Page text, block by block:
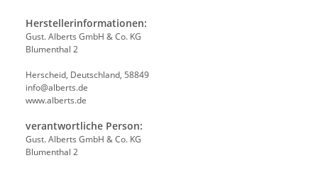
Herstellerinformationen:
Gust. Alberts GmbH & Co. KG
Blumenthal 2
Herscheid, Deutschland, 58849
info@alberts.de
www.alberts.de
verantwortliche Person:
Gust. Alberts GmbH & Co. KG
Blumenthal 2